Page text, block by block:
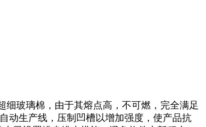
玻璃棉，由于其熔点高，不可燃，完全满足
动生产线，压制凹槽以增加强度，使产品抗